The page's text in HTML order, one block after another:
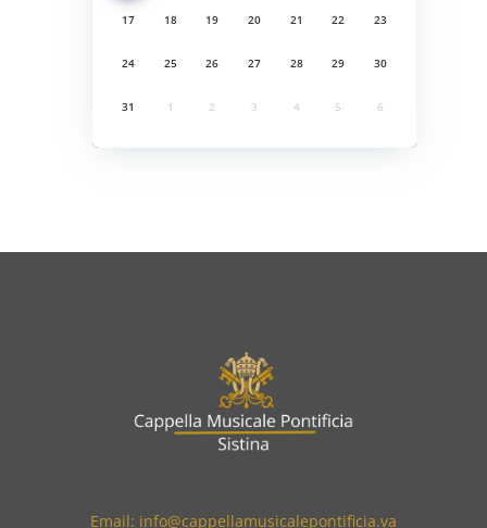
17 18 19 20 21 22 23
24 25 26 27 28 29 30
31 1 2 3 4 5 6
Email: info@cappellamusicalepontificia.va